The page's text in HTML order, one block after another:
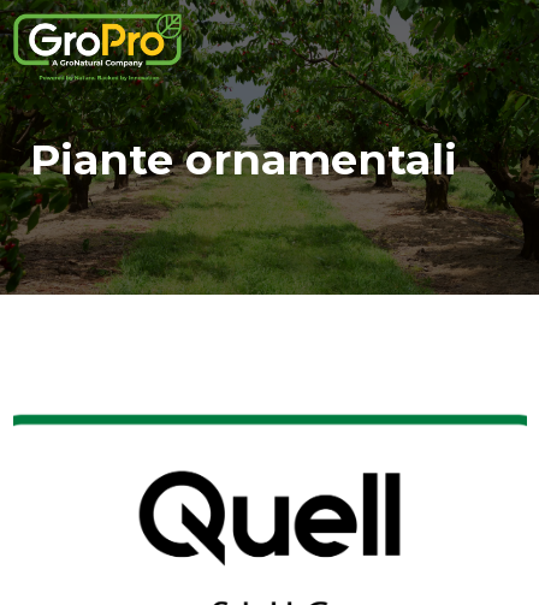
Piante ornamentali